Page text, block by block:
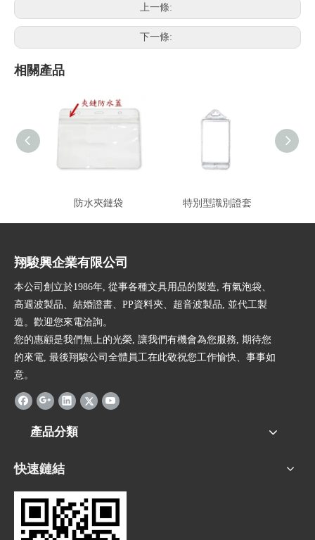
上一條:
下一條:
相關產品
防水夾鏈袋 特別型識別證套
翔駿興企業有限公司
本公司創立於1986年, 從事各種文具用品的製造, 有氣泡袋、
高週波製品、結婚證書、PP資料夾、超音波製品, 並代工製
造。歡迎您來電洽詢。
您的惠顧是我們無上的光榮, 讓我們有機會為您服務, 期待您
的來電, 最後翔駿公司全體員工在此敬祝您工作愉快、事事如
意。
產品分類
快速鏈結